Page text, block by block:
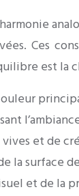
Ces
est la
et de
la surface
et de la